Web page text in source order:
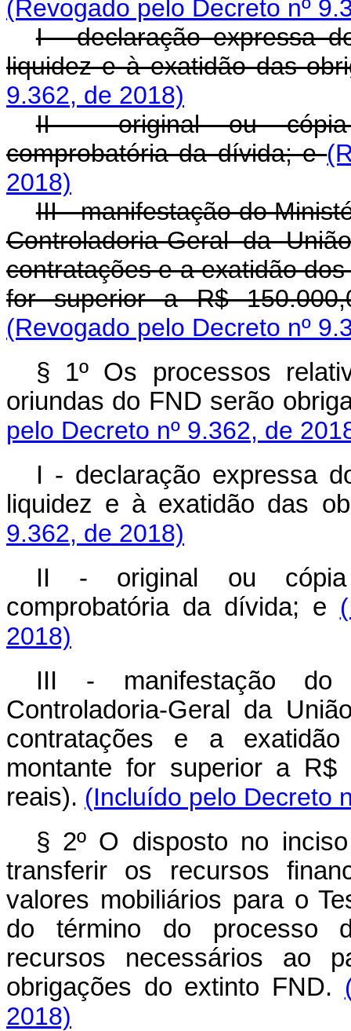
(Revogado pelo Decreto nº
I - declaração expressa
liquidez e à exatidão das
9.362, de 2018)
II - original ou cópia
comprobatória da dívida; e
2018)
III - manifestação do
Controladoria-Geral da
contratações e a exatidão
for superior a R$
(Revogado pelo Decreto nº
§ 1º Os processos
oriundas do FND serão
pelo Decreto nº 9.362, de
I - declaração expressa
liquidez e à exatidão das
9.362, de 2018)
II - original ou cópia
comprobatória da dívida; e
2018)
III - manifestação do
Controladoria-Geral da
contratações e a
montante for superior a R$
reais). (Incluído pelo Decreto
§ 2º O disposto no
transferir os recursos
valores mobiliários para o
do término do processo
recursos necessários ao
obrigações do extinto FND.
2018)